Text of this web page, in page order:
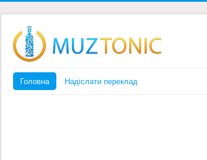
Головна Надіслати переклад